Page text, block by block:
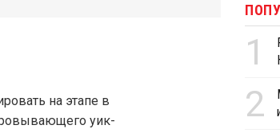
на этапе в
уик-
1
2